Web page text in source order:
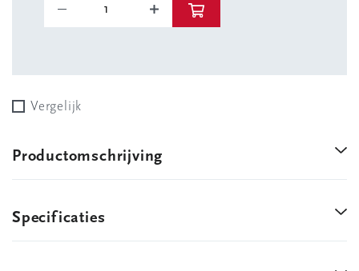
Vergelijk
Productomschrijving
Specificaties